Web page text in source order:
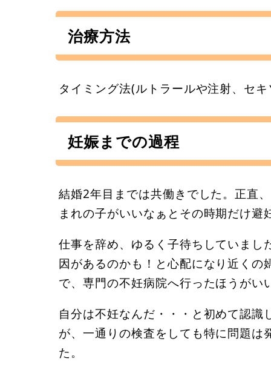
治療方法
タイミング法(ルトラールや注射、セ
妊娠までの過程
結婚2年目までは共働きでした。正直
まれの子がいいなぁとその時期だけ
仕事を辞め、ゆるく子待ちしていま
因があるのかも！と心配になり近く
で、専門の不妊病院へ行ったほうが
自分は不妊なんだ・・・と初めて認
が、一通りの検査をしても特に問題
た。